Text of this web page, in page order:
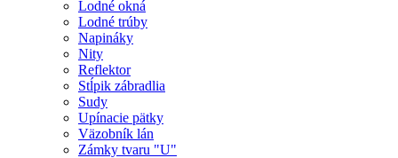
Lodné okná
Lodné trúby
Napináky
Nity
Reflektor
Stĺpik zábradlia
Sudy
Upínacie pätky
Väzobník lán
Zámky tvaru "U"